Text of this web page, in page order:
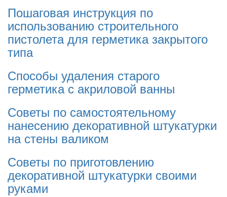
Пошаговая инструкция по
использованию строительного
пистолета для герметика закрытого
типа
Способы удаления старого
герметика с акриловой ванны
Советы по самостоятельному
нанесению декоративной штукатурки
на стены валиком
Советы по приготовлению
декоративной штукатурки своими
руками